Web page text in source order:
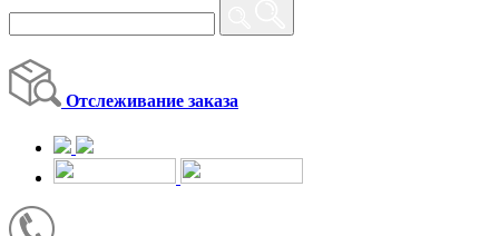
Отслеживание заказа